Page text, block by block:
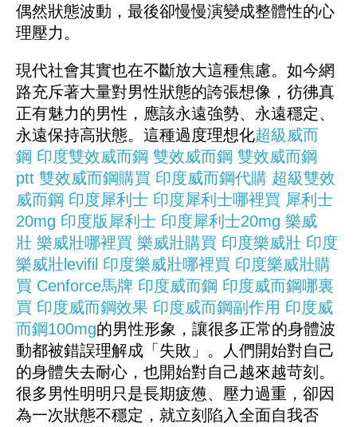
偶然狀態波動，最後卻慢慢演變成整體性的心
理壓力。
現代社會其實也在不斷放大這種焦慮。如今網
路充斥著大量對男性狀態的誇張想像，彷彿真
正有魅力的男性，應該永遠強勢、永遠穩定、
永遠保持高狀態。這種過度理想化超級威而
鋼 印度雙效威而鋼 雙效威而鋼 雙效威而鋼
ptt 雙效威而鋼購買 印度威而鋼代購 超級雙效
威而鋼 印度犀利士 印度犀利士哪裡買 犀利士
20mg 印度版犀利士 印度犀利士20mg 樂威
壯 樂威壯哪裡買 樂威壯購買 印度樂威壯 印度
樂威壯levifil 印度樂威壯哪裡買 印度樂威壯購
買 Cenforce馬牌 印度威而鋼 印度威而鋼哪裏
買 印度威而鋼效果 印度威而鋼副作用 印度威
而鋼100mg的男性形象，讓很多正常的身體波
動都被錯誤理解成「失敗」。人們開始對自己
的身體失去耐心，也開始對自己越來越苛刻。
很多男性明明只是長期疲憊、壓力過重，卻因
為一次狀態不穩定，就立刻陷入全面自我否